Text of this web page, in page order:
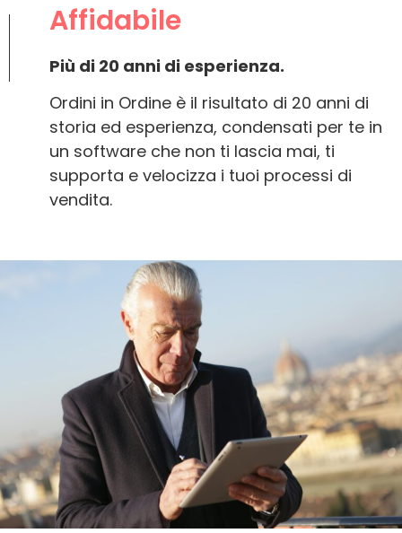
Affidabile
Più di 20 anni di esperienza.
Ordini in Ordine è il risultato di 20 anni di
storia ed esperienza, condensati per te in
un software che non ti lascia mai, ti
supporta e velocizza i tuoi processi di
vendita.